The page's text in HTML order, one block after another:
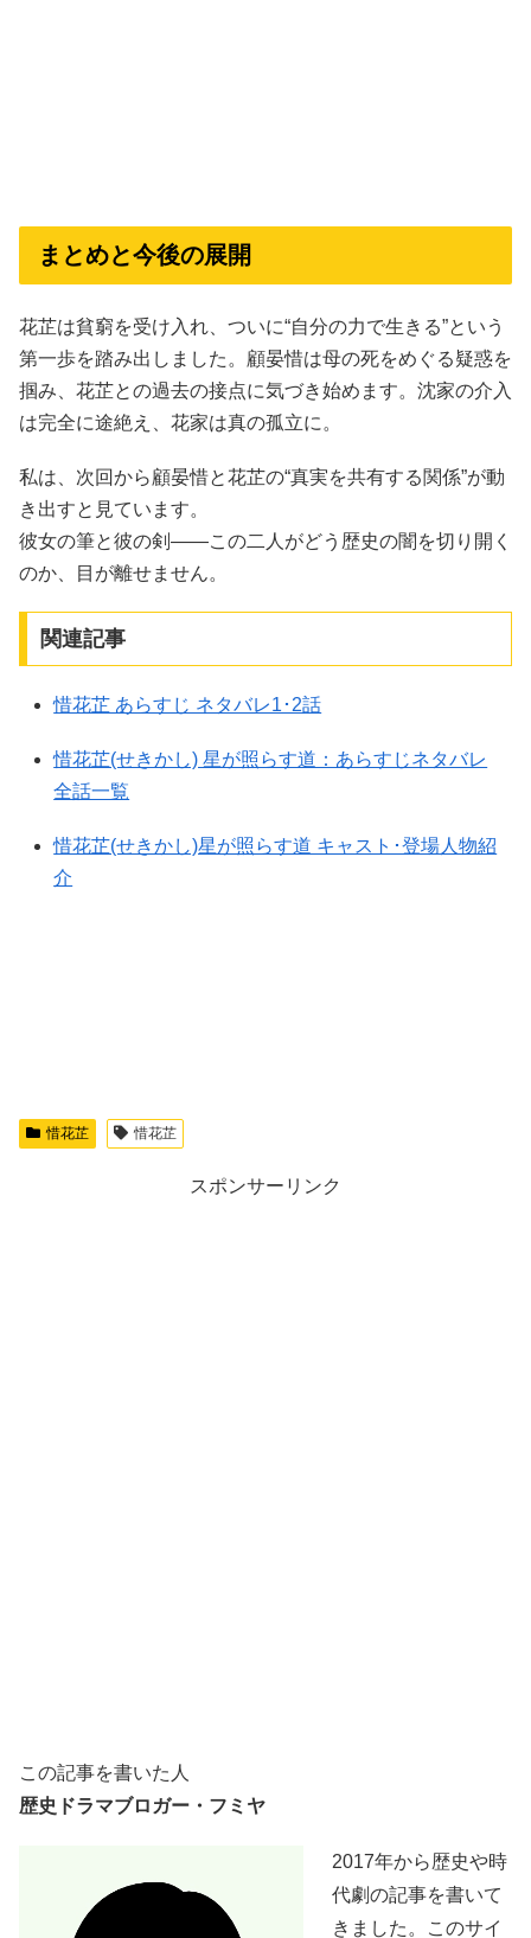
まとめと今後の展開
花芷は貧窮を受け入れ、ついに“自分の力で生きる”という
第一歩を踏み出しました。顧晏惜は母の死をめぐる疑惑を
掴み、花芷との過去の接点に気づき始めます。沈家の介入
は完全に途絶え、花家は真の孤立に。
私は、次回から顧晏惜と花芷の“真実を共有する関係”が動
き出すと見ています。
彼女の筆と彼の剣――この二人がどう歴史の闇を切り開く
のか、目が離せません。
関連記事
惜花芷 あらすじ ネタバレ1･2話
惜花芷(せきかし) 星が照らす道：あらすじネタバレ
全話一覧
惜花芷(せきかし)星が照らす道 キャスト･登場人物紹
介
惜花芷 惜花芷
スポンサーリンク
この記事を書いた人
歴史ドラマブロガー・フミヤ
2017年から歴史や時
代劇の記事を書いて
きました。このサイ